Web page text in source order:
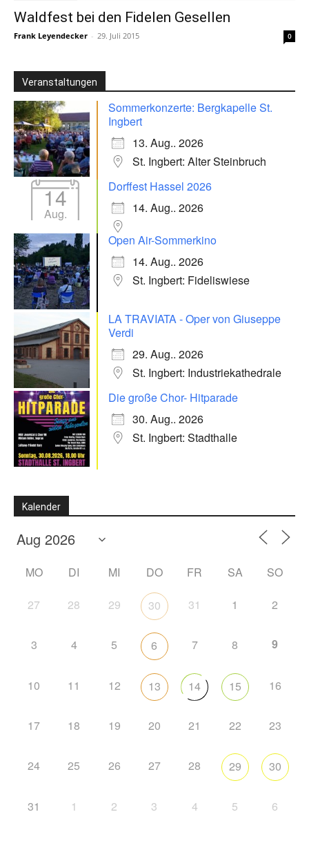
Waldfest bei den Fidelen Gesellen
Frank Leyendecker - 29. Juli 2015 0
Veranstaltungen
Sommerkonzerte: Bergkapelle St.
Ingbert
13. Aug.. 2026
St. Ingbert: Alter Steinbruch
14
Aug.
Dorffest Hassel 2026
14. Aug.. 2026
Open Air-Sommerkino
14. Aug.. 2026
St. Ingbert: Fideliswiese
LA TRAVIATA - Oper von Giuseppe
Verdi
29. Aug.. 2026
St. Ingbert: Industriekathedrale
Die große Chor- Hitparade
30. Aug.. 2026
St. Ingbert: Stadthalle
Kalender
MO DI MI DO FR SA SO
27 28 29 30 31 1 2
3 4 5 6 7 8 9
10 11 12 13 14 15 16
17 18 19 20 21 22 23
24 25 26 27 28 29 30
31 1 2 3 4 5 6